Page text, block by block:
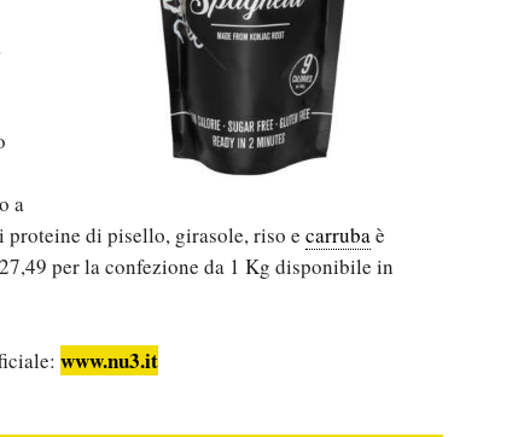
a
proteine di pisello, girasole, riso e carrubaè
per la confezione da 1 Kg disponibile in
www.nu3.it